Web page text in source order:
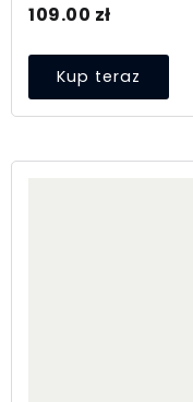
109.00 zł
Kup teraz